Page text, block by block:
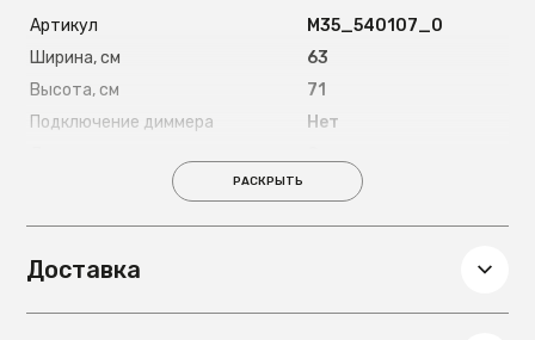
Артикул
М35_540107_0
Ширина, см
63
Высота, см
71
Подключение диммера
Нет
Глубина, см
Вес, кг
2,13
РАСКРЫТЬ
Доставка